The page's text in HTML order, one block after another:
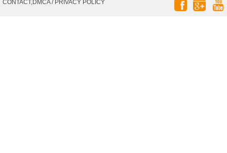
CONTACT,DMCA/ PRIVACY POLICY